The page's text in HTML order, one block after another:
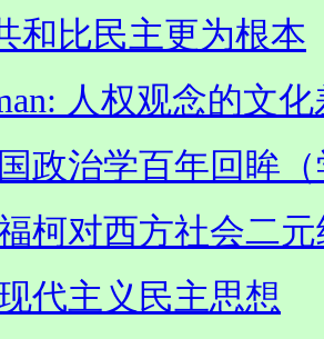
和比民主更为根本
人权观念的文
政治学百年回眸
柯对西方社会二
代主义民主思想